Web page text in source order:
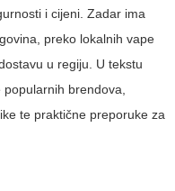
i cijeni. Zadar ima
preko lokalnih vape
u regiju. U tekstu
brendova,
te praktične preporuke za